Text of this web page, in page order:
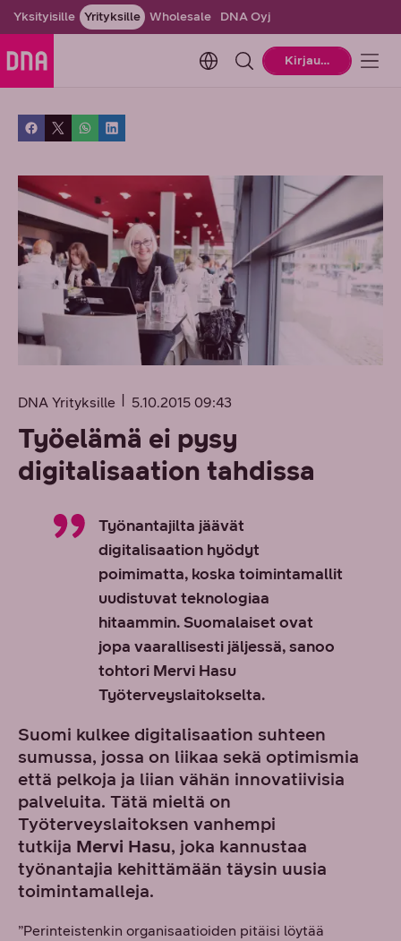
Yksityisille Yrityksille Wholesale DNA Oyj
Change language. Current
Kirjaudu
DNA Yrityksille 5.10.2015 09:43
Työelämä ei pysy
digitalisaation tahdissa
Työnantajilta jäävät
digitalisaation hyödyt
poimimatta, koska toimintamallit
uudistuvat teknologiaa
hitaammin. Suomalaiset ovat
jopa vaarallisesti jäljessä, sanoo
tohtori Mervi Hasu
Työterveyslaitokselta.
Suomi kulkee digitalisaation suhteen
sumussa, jossa on liikaa sekä optimismia
että pelkoja ja liian vähän innovatiivisia
palveluita. Tätä mieltä on
Työterveyslaitoksen vanhempi
tutkija Mervi Hasu, joka kannustaa
työnantajia kehittämään täysin uusia
toimintamalleja.
”Perinteistenkin organisaatioiden pitäisi löytää